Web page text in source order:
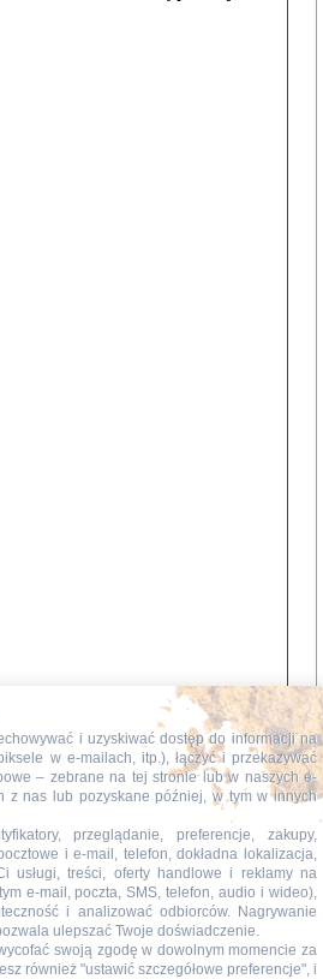
wodę, mieszam trzepaczką
i uzyskiwać dostęp do informacji na
w e-mailach, itp.), łączyć i przekazywać
– zebrane na tej stronie lub w naszych e-
z nas lub pozyskane później, w tym w innych
przeglądanie, preferencje, zakupy,
i e-mail, telefon, dokładna lokalizacja,
usługi, treści, oferty handlowe i reklamy na
e-mail, poczta, SMS, telefon, audio i wideo),
i analizować odbiorców. Nagrywanie
ulepszać Twoje doświadczenie.
swoją zgodę w dowolnym momencie za
również "ustawić szczegółowe preferencje", i